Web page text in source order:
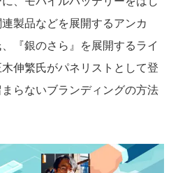
製品などを展開するアンカ
『銀のさら』を展開するライ
伸繁氏がパネリストとして登
らないブランディングの方法